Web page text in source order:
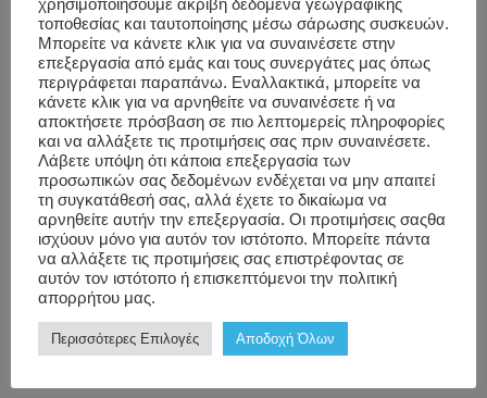
5 Tips For Reducing Your Work
Stress in 2020 (by yourself)
χρησιμοποιήσουμε ακριβή δεδομένα γεωγραφικής
τοποθεσίας και ταυτοποίησης μέσω σάρωσης συσκευών.
Μπορείτε να κάνετε κλικ για να συναινέσετε στην
επεξεργασία από εμάς και τους συνεργάτες μας όπως
περιγράφεται παραπάνω. Εναλλακτικά, μπορείτε να
κάνετε κλικ για να αρνηθείτε να συναινέσετε ή να
αποκτήσετε πρόσβαση σε πιο λεπτομερείς πληροφορίες
και να αλλάξετε τις προτιμήσεις σας πριν συναινέσετε.
Λάβετε υπόψη ότι κάποια επεξεργασία των
προσωπικών σας δεδομένων ενδέχεται να μην απαιτεί
τη συγκατάθεσή σας, αλλά έχετε το δικαίωμα να
αρνηθείτε αυτήν την επεξεργασία. Οι προτιμήσεις σαςθα
ισχύουν μόνο για αυτόν τον ιστότοπο. Μπορείτε πάντα
να αλλάξετε τις προτιμήσεις σας επιστρέφοντας σε
αυτόν τον ιστότοπο ή επισκεπτόμενοι την πολιτική
απορρήτου μας.
Περισσότερες Επιλογές Αποδοχή Όλων